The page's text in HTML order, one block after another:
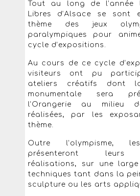
Tout au long de l’année
Libres d’Alsace se sont
thème des jeux
paralympiques pour
cycle d’expositions.
Au cours de ce cycle
visiteurs ont pu
ateliers créatifs dont
monumentale sera
l’Orangerie au milieu
réalisées, par les
thème.
Outre l’olympisme,
présenteront leurs
réalisations, sur une
techniques tant dans la
sculpture ou les arts